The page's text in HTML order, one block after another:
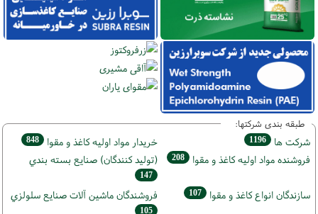
طبقه بندی شرکتها:
شركت ها 1196 خريدار مواد اوليه كاغذ و مقوا 848
فروشنده مواد اوليه كاغذ و مقوا 208 (تولید كنندگان) صنايع بسته بندي
147
سازندگان انواع کاغذ و مقوا 107 فروشندگان ماشين آلات صنايع سلولزي
105